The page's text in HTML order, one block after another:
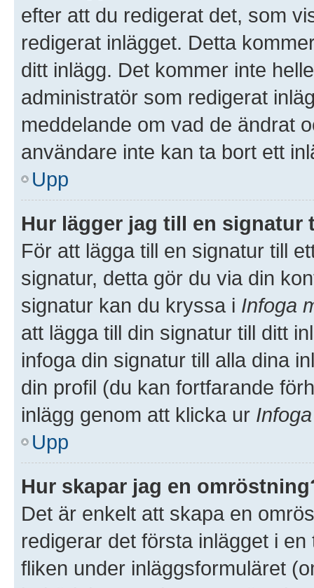
efter att du redigerat det, som
redigerat inlägget. Detta
ditt inlägg. Det kommer inte
administratör som redigerat
meddelande om vad de ändrat
användare inte kan ta bort ett
Upp
Hur lägger jag till en
För att lägga till en signatur till
signatur, detta gör du via din
signatur kan du kryssa i Infoga
att lägga till din signatur till ditt
infoga din signatur till alla dina
din profil (du kan fortfarande
inlägg genom att klicka ur
Upp
Hur skapar jag en
Det är enkelt att skapa en
redigerar det första inlägget i
fliken under inläggsformuläret